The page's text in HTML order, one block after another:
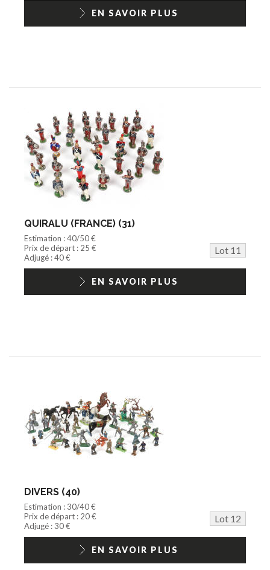
EN SAVOIR PLUS
QUIRALU (FRANCE) (31)
Estimation : 40/50 €
Prix de départ : 25 €
Lot 11
Adjugé : 40 €
EN SAVOIR PLUS
DIVERS (40)
Estimation : 30/40 €
Prix de départ : 20 €
Lot 12
Adjugé : 30 €
EN SAVOIR PLUS